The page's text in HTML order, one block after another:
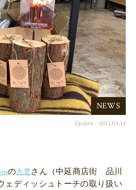
NEWS
Update - 2021.05.14
の九雲さん（中延商店街　品川
ェディッシュトーチの取り扱い